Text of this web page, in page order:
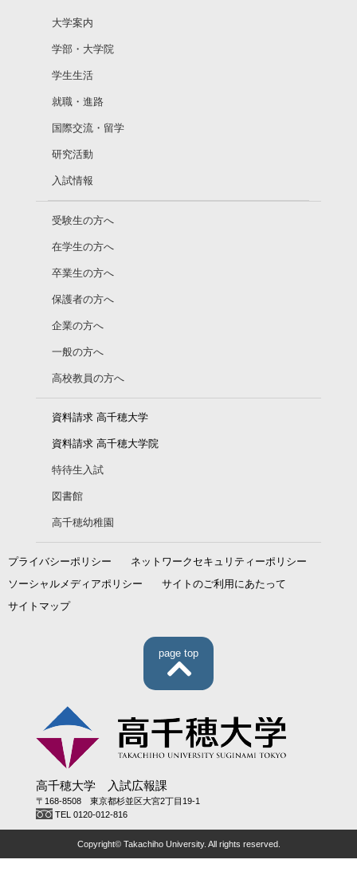
大学案内
学部・大学院
学生生活
就職・進路
国際交流・留学
研究活動
入試情報
受験生の方へ
在学生の方へ
卒業生の方へ
保護者の方へ
企業の方へ
一般の方へ
高校教員の方へ
資料請求 高千穂大学
資料請求 高千穂大学院
特待生入試
図書館
高千穂幼稚園
プライバシーポリシー
ネットワークセキュリティーポリシー
ソーシャルメディアポリシー
サイトのご利用にあたって
サイトマップ
page top
高千穂大学 入試広報課
〒168-8508 東京都杉並区大宮2丁目19-1
TEL 0120-012-816
Copyright© Takachiho University. All rights reserved.